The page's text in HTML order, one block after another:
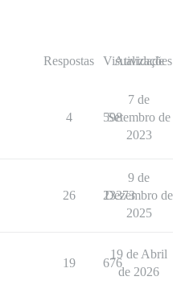
Respostas Visualizações
Atividade
4 598
7 de
Setembro de
2023
26 23373
9 de
Dezembro de
2025
19 676
19 de Abril
de 2026